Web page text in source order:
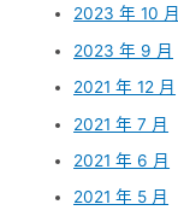
2023 年 10 月
2023 年 9 月
2021 年 12 月
2021 年 7 月
2021 年 6 月
2021 年 5 月